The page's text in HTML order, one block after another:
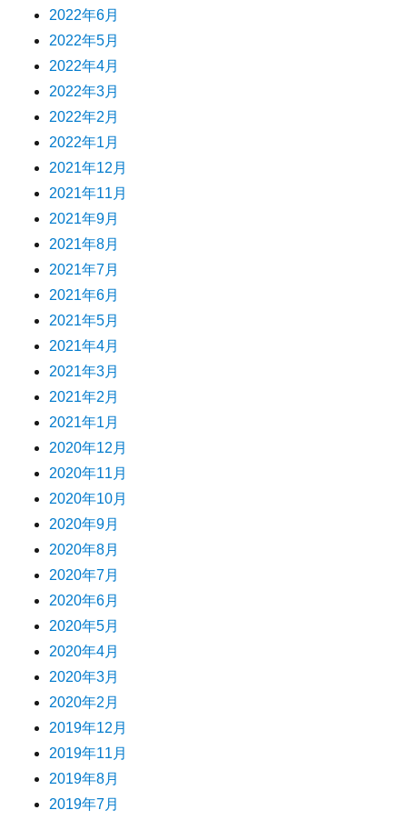
2022年6月
2022年5月
2022年4月
2022年3月
2022年2月
2022年1月
2021年12月
2021年11月
2021年9月
2021年8月
2021年7月
2021年6月
2021年5月
2021年4月
2021年3月
2021年2月
2021年1月
2020年12月
2020年11月
2020年10月
2020年9月
2020年8月
2020年7月
2020年6月
2020年5月
2020年4月
2020年3月
2020年2月
2019年12月
2019年11月
2019年8月
2019年7月